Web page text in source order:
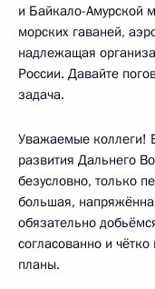
и Байкало-Амурской
морских гаваней,
надлежащая
России. Давайте
задача.
Уважаемые коллеги!
развития Дальнего
безусловно, только
большая,
обязательно
согласованно и
планы.